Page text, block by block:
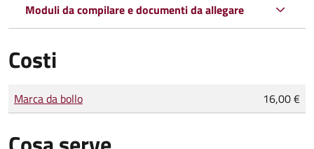
Moduli da compilare e documenti da allegare
Costi
Tipo di pagamento
Importo
Marca da bollo 16,00 €